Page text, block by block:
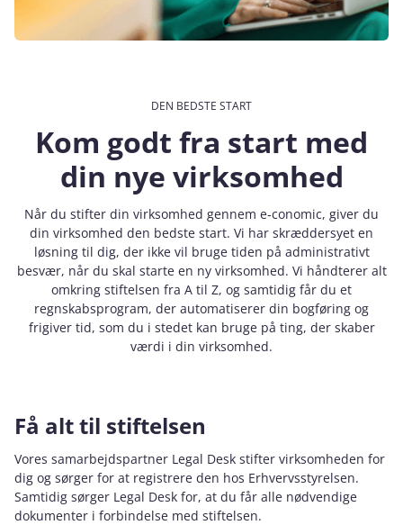
DEN BEDSTE START
Kom godt fra start med
din nye virksomhed
Når du stifter din virksomhed gennem e‑conomic, giver du
din virksomhed den bedste start. Vi har skræddersyet en
løsning til dig, der ikke vil bruge tiden på administrativt
besvær, når du skal starte en ny virksomhed. Vi håndterer alt
omkring stiftelsen fra A til Z, og samtidig får du et
regnskabsprogram, der automatiserer din bogføring og
frigiver tid, som du i stedet kan bruge på ting, der skaber
værdi i din virksomhed.
Få alt til stiftelsen
Vores samarbejdspartner Legal Desk stifter virksomheden for
dig og sørger for at registrere den hos Erhvervsstyrelsen.
Samtidig sørger Legal Desk for, at du får alle nødvendige
dokumenter i forbindelse med stiftelsen.